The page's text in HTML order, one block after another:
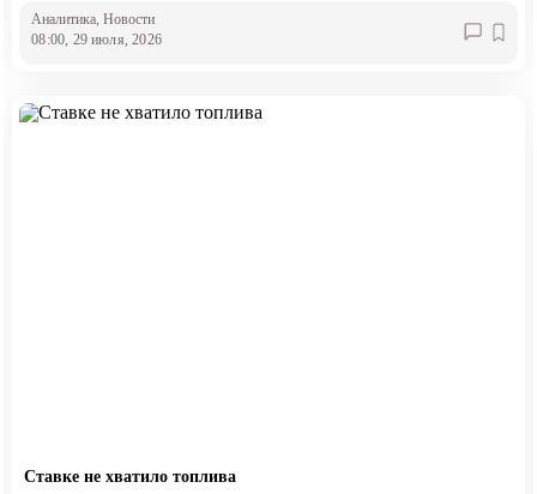
Аналитика, Новости
08:00, 29 июля, 2026
Ставке не хватило топлива